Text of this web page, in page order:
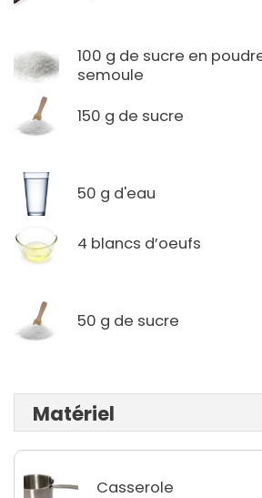
100 g de sucre en
semoule
150 g de sucre
50 g d'eau
4 blancs d’oeufs
50 g de sucre
Matériel
Casserole